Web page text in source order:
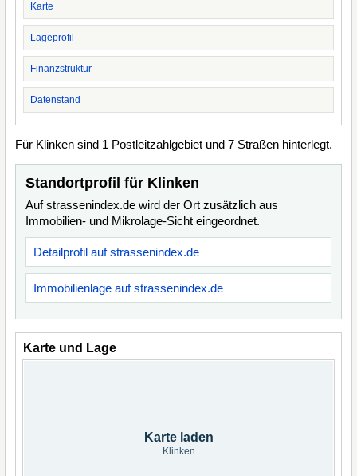
Karte
Lageprofil
Finanzstruktur
Datenstand
Für Klinken sind 1 Postleitzahlgebiet und 7 Straßen hinterlegt.
Standortprofil für Klinken
Auf strassenindex.de wird der Ort zusätzlich aus
Immobilien- und Mikrolage-Sicht eingeordnet.
Detailprofil auf strassenindex.de
Immobilienlage auf strassenindex.de
Karte und Lage
Karte laden
Klinken